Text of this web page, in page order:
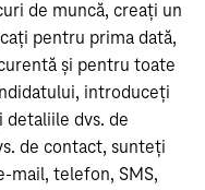
de muncă, creați un
pentru prima dată,
și pentru toate
introduceți
detaliile dvs. de
de contact, sunteți
mail, telefon, SMS,